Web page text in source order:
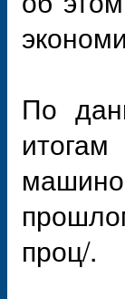
По
проц/.